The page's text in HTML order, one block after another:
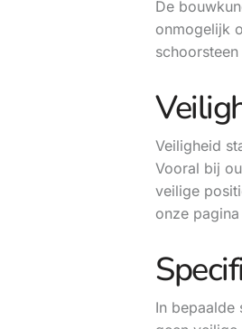
De
onmogelijk
Veiligheid
Vooral bij
veilige
onze
In bepaalde